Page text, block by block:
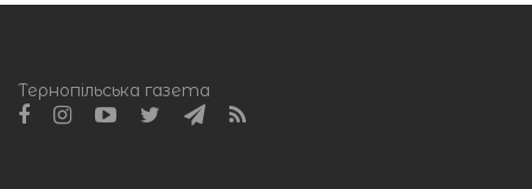
Тернопільська газета